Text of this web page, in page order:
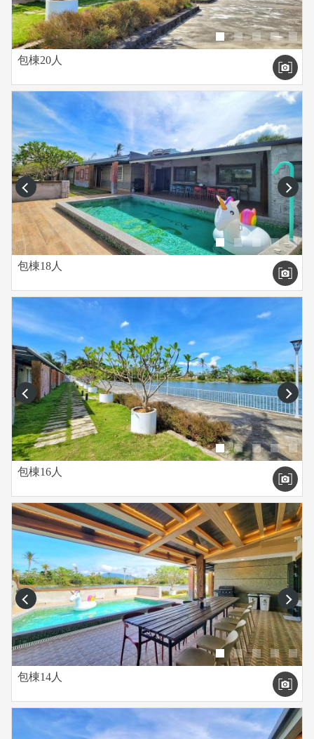
包棟20人
prev next
包棟18人
prev next
包棟16人
prev next
包棟14人